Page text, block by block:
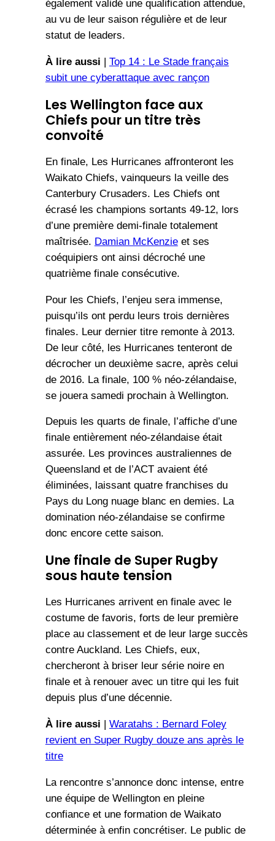
également validé une qualification attendue,
au vu de leur saison régulière et de leur
statut de leaders.
À lire aussi | Top 14 : Le Stade français
subit une cyberattaque avec rançon
Les Wellington face aux
Chiefs pour un titre très
convoité
En finale, Les Hurricanes affronteront les
Waikato Chiefs, vainqueurs la veille des
Canterbury Crusaders. Les Chiefs ont
écrasé les champions sortants 49-12, lors
d’une première demi-finale totalement
maîtrisée. Damian McKenzieet ses
coéquipiers ont ainsi décroché une
quatrième finale consécutive.
Pour les Chiefs, l’enjeu sera immense,
puisqu’ils ont perdu leurs trois dernières
finales. Leur dernier titre remonte à 2013.
De leur côté, les Hurricanes tenteront de
décrocher un deuxième sacre, après celui
de 2016. La finale, 100 % néo-zélandaise,
se jouera samedi prochain à Wellington.
Depuis les quarts de finale, l’affiche d’une
finale entièrement néo-zélandaise était
assurée. Les provinces australiennes de
Queensland et de l’ACT avaient été
éliminées, laissant quatre franchises du
Pays du Long nuage blanc en demies. La
domination néo-zélandaise se confirme
donc encore cette saison.
Une finale de Super Rugby
sous haute tension
Les Hurricanes arrivent en finale avec le
costume de favoris, forts de leur première
place au classement et de leur large succès
contre Auckland. Les Chiefs, eux,
chercheront à briser leur série noire en
finale et à renouer avec un titre qui les fuit
depuis plus d’une décennie.
À lire aussi
Waratahs : Bernard Foley
revient en Super Rugby douze ans après le
titre
La rencontre s’annonce donc intense, entre
une équipe de Wellington en pleine
confiance et une formation de Waikato
déterminée à enfin concrétiser. Le public de